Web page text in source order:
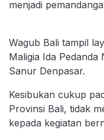
menjadi
Wagub Bali tampil
Maligia Ida Pedanda
Sanur Denpasar.
Kesibukan cukup
Provinsi Bali, tidak
kepada kegiatan